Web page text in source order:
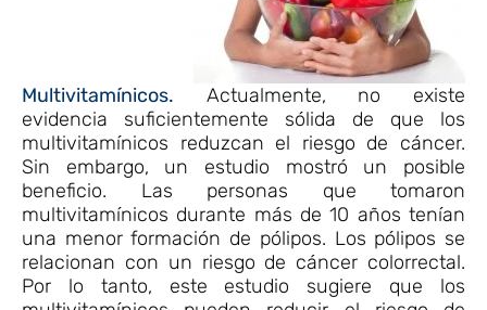
Multivitamínicos.
Actualmente, no existe
evidencia suficientemente sólida de que los
multivitamínicos reduzcan el riesgo de cáncer.
Sin embargo, un estudio mostró un posible
beneficio. Las personas que tomaron
multivitamínicos durante más de 10 años tenían
una menor formación de pólipos. Los pólipos se
relacionan con un riesgo de cáncer colorrectal.
Por lo tanto, este estudio sugiere que los